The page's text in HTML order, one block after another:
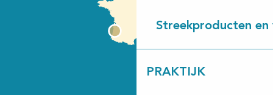
Streekproducten en
PRAKTIJK